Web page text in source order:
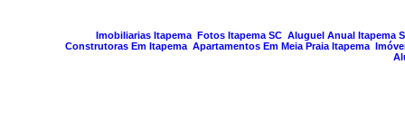
Aluguel Anual Itapema
Fotos Itapema SC
Imobiliarias Itapema
Apartamentos Em Meia Praia Itapema
Construtoras Em Itapema